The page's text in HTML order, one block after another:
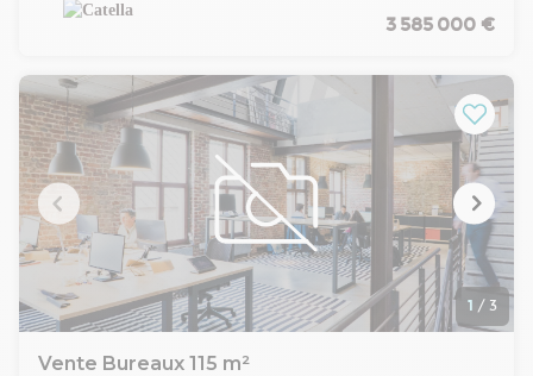
une vitrine sur rue, R+1 et R+2 (usage habitation) avec un
Ils disposent d’une terrasse ainsi que d’un petit jardin.
Grand plus, il est possible d’amarrer un bateau au niveau de
la rive.
Le niveau du rez de chaussée est aujourd’hui libre de toute
occupation. Le R+1 et le R+2 sont loués mais si un acheteur
le souhaite, l’intégralité des bureaux et de l'habitation pourra
être cédée vacante.
Grand potentiel d’aménagement et possibilité de relier les
lots du RDC, R+1 et du R+2.
Possibilité de transformation des bureaux en habitation.
3 585 000 €
1 / 3
Vente Bureaux 115 m²